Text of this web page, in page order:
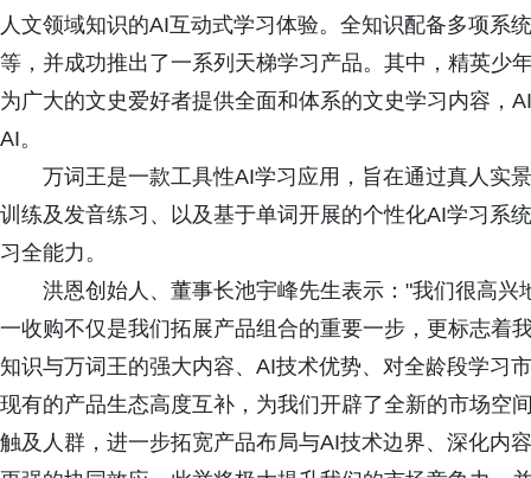
人文领域知识的AI互动式学习体验。全知识配备多项系
等，并成功推出了一系列天梯学习产品。其中，精英少
为广大的文史爱好者提供全面和体系的文史学习内容，
AI。
万词王是一款工具性AI学习应用，旨在通过真人实
训练及发音练习、以及基于单词开展的个性化AI学习系
习全能力。
洪恩创始人、董事长池宇峰先生表示："我们很高
一收购不仅是我们拓展产品组合的重要一步，更标志着
知识与万词王的强大内容、AI技术优势、对全龄段学习
现有的产品生态高度互补，为我们开辟了全新的市场空
触及人群，进一步拓宽产品布局与AI技术边界、深化内